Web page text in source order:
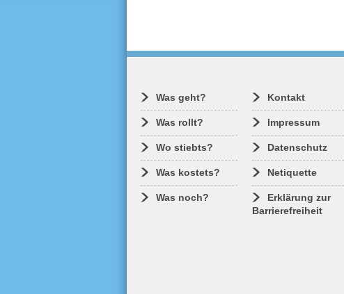
Geplant sind zwei Gelenkbusse und
Was geht?
Was rollt?
Wo stiebts?
Was kostets?
Was noch?
Kontakt
Impressum
Datenschutz
Netiquette
Erklärung zur
Barrierefreiheit